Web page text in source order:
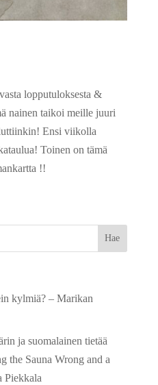
lopputuloksesta &
nainen taikoi meille juuri
Ensi viikolla
Toinen on tämä
!!
kylmiä? – Marikan
ja suomalainen tietää
the Sauna Wrong and a
Piekkala